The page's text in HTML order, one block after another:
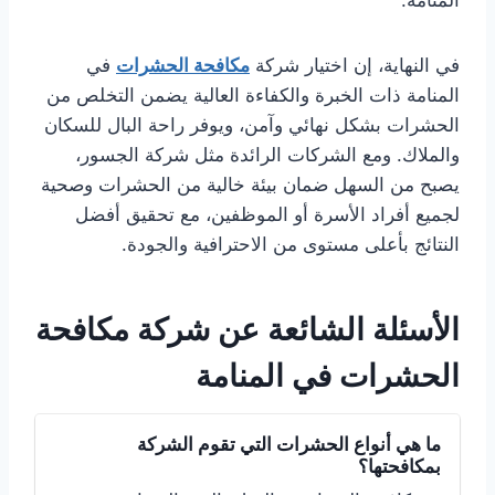
في النهاية، إن اختيار شركة مكافحة الحشرات في
المنامة ذات الخبرة والكفاءة العالية يضمن التخلص من
الحشرات بشكل نهائي وآمن، ويوفر راحة البال للسكان
والملاك. ومع الشركات الرائدة مثل شركة الجسور،
يصبح من السهل ضمان بيئة خالية من الحشرات وصحية
لجميع أفراد الأسرة أو الموظفين، مع تحقيق أفضل
النتائج بأعلى مستوى من الاحترافية والجودة.
الأسئلة الشائعة عن شركة مكافحة
الحشرات في المنامة
ما هي أنواع الحشرات التي تقوم الشركة
بمكافحتها؟